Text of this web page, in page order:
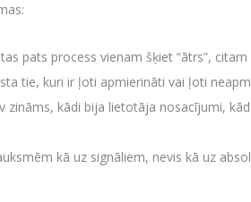
pats process vienam šķiet “ātrs”,
tie, kuri ir ļoti apmierināti vai ļoti
zināms, kādi bija lietotāja nosacījumi,
kā uz signāliem, nevis kā uz